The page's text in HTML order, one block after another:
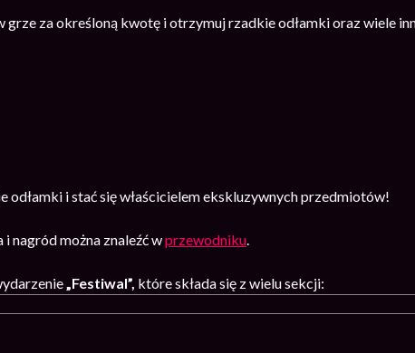
grze za określoną kwotę i otrzymuj rzadkie odłamki oraz wiele
odłamki i stać się właścicielem ekskluzywnych przedmiotów!
nagród można znaleźć wprzewodniku.
„Festiwal”, które składa się z wielu sekcji: